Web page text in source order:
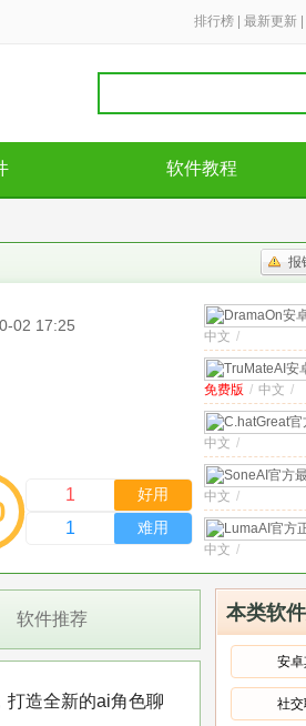
排行榜 最新更新
软件教程
报
02 17:25
1 好用
1 难用
中文 /
免费版 / 中文 /
中文 /
中文 /
中文 /
中文 /
本类软
安卓
社交
软件推荐
打造全新的ai角色聊